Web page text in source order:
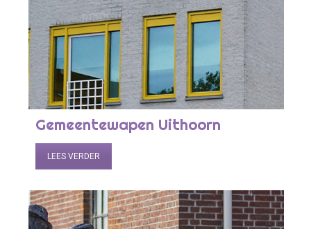
Gemeentewapen Uithoorn
LEES VERDER